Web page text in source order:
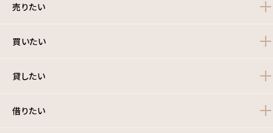
売りたい
買いたい
貸したい
借りたい